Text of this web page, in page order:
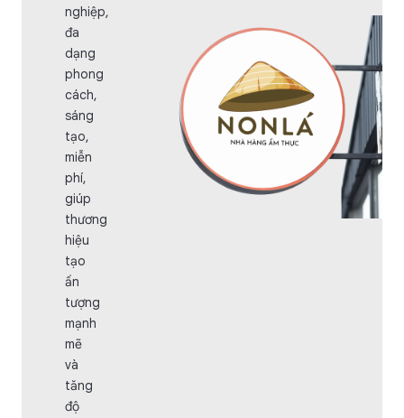
nghiệp,
đa
dạng
phong
cách,
sáng
tạo,
miễn
phí,
giúp
thương
hiệu
tạo
ấn
tượng
mạnh
mẽ
và
tăng
độ